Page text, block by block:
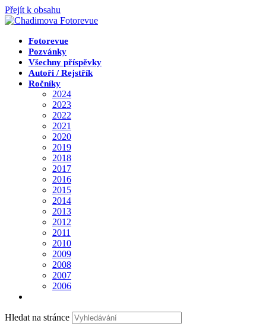
Přejít k obsahu
Fotorevue
Pozvánky
Všechny příspěvky
Autoři / Rejstřík
Ročníky
2024
2023
2022
2021
2020
2019
2018
2017
2016
2015
2014
2013
2012
2011
2010
2009
2008
2007
2006
Hledat na stránce